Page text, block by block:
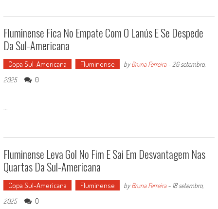
Fluminense Fica No Empate Com O Lanús E Se Despede
Da Sul-Americana
Copa Sul-Americana Fluminense byBruna Ferreira- 26 setembro,
2025
0
...
Fluminense Leva Gol No Fim E Sai Em Desvantagem Nas
Quartas Da Sul-Americana
Copa Sul-Americana Fluminense byBruna Ferreira- 18 setembro,
2025
0